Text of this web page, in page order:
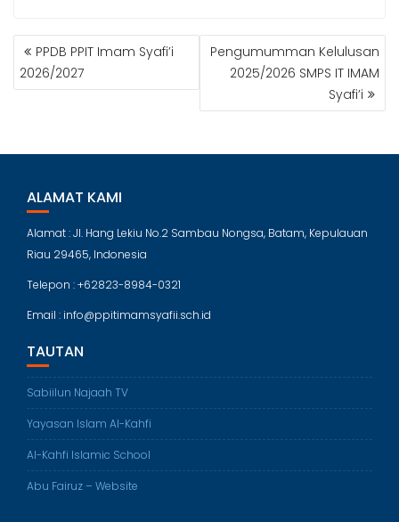
POST
NAVIGATION
PPDB PPIT Imam Syafi’i
2026/2027
Pengumumman Kelulusan
2025/2026 SMPS IT IMAM
Syafi’i
ALAMAT KAMI
Alamat : Jl. Hang Lekiu No.2 Sambau Nongsa, Batam, Kepulauan
Riau 29465, Indonesia
Telepon : +62823-8984-0321
Email : info@ppitimamsyafii.sch.id
TAUTAN
Sabiilun Najaah TV
Yayasan Islam Al-Kahfi
Al-Kahfi Islamic School
Abu Fairuz – Website